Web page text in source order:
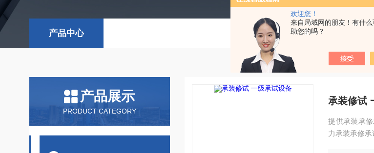
欢迎您！
来自局域网的朋友！有什
助您的吗？
产品中心
产品展示
PRODUCT CATEGORY
承装修试
提供承装承
力承装承修